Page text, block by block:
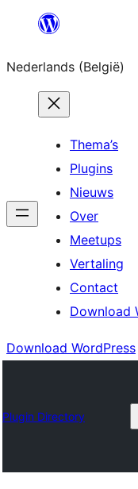
Spring
de
inhoud
Nederlands (België)
Thema’s
Plugins
Nieuws
Over
Meetups
Vertaling
Contact
Download
Download WordPress
Plugin Directory